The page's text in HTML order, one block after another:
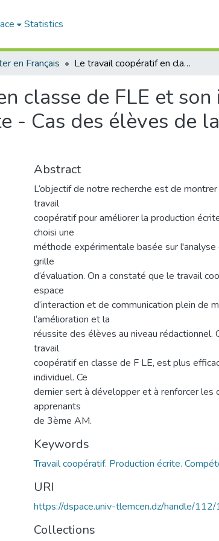
Statistics
en Français Le travail coopératif en classe de FLE et son impact dans l’amélioration de la production écrite - Cas des élèves de la 3ème année du cycle moyen
classe de FLE et
- Cas des élèves de
Abstract
L‘objectif de notre recherche est de
travail
coopératif pour améliorer la production
choisi une
méthode expérimentale basée sur
grille
d‘évaluation. On a constaté que le travail
espace
d‘interaction et de communication plein de
l‘amélioration et la
réussite des élèves au niveau rédactionnel.
travail
coopératif en classe de F LE, est plus
individuel. Ce
dernier sert à développer et à renforcer les
apprenants
de 3ème AM.
Keywords
Travail coopératif. Production écrite.
URI
https://dspace.univ-tlemcen.dz/handle/
Collections